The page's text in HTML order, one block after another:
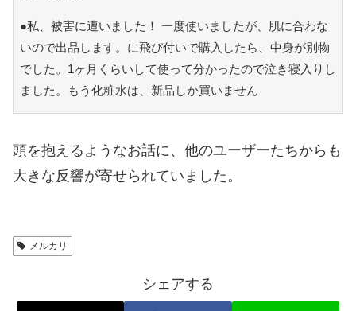
●私、被害に遭いました！ 一度使いましたが、肌に合わな
いので出品します。に飛び付いで購入したら、中身が別物
でした。1ヶ月くらいして使って分かったので泣き寝入りし
ました。もう化粧水は、新品しか買いません
頭を抱えるようなお話に、他のユーザーたちからも
大きな反響が寄せられていました。
メルカリ
シェアする